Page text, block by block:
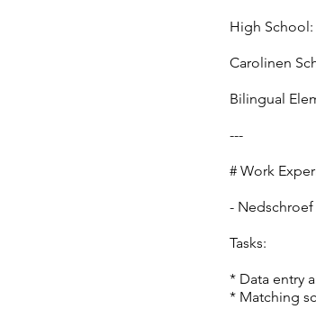
High School:
Carolinen
Bilingual
---
# Work
- Nedschroef
Tasks:
* Data entry
* Matching